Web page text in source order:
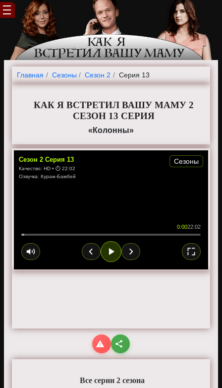
Главная Cезоны Сезон 2 Серия 13
КАК Я ВСТРЕТИЛ ВАШУ МАМУ 2
СЕЗОН 13 СЕРИЯ
«Колонны»
Сезон 2 Серия 13
Качество: HD • ⏱ 22:02
Озвучка: Кураж-Бамбей
0:0022:02
Сезоны
Все серии 2 сезона